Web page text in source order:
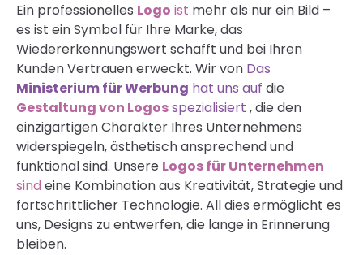
Ein professionelles Logo ist mehr als nur ein Bild –
es ist ein Symbol für Ihre Marke, das
Wiedererkennungswert schafft und bei Ihren
Kunden Vertrauen erweckt. Wir von Das
Ministerium für Werbung hat uns auf die
Gestaltung von Logosspezialisiert , die den
einzigartigen Charakter Ihres Unternehmens
widerspiegeln, ästhetisch ansprechend und
funktional sind. Unsere Logos für Unternehmen
sind eine Kombination aus Kreativität, Strategie und
fortschrittlicher Technologie. All dies ermöglicht es
uns, Designs zu entwerfen, die lange in Erinnerung
bleiben.